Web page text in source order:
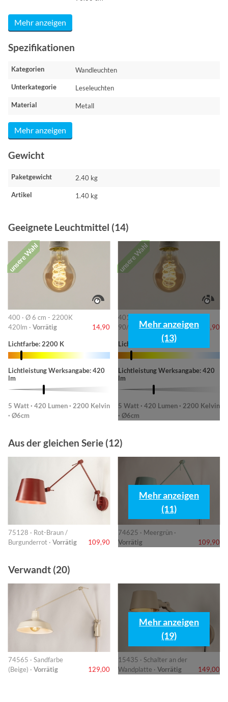
Mehr anzeigen
Spezifikationen
Kategorien Wandleuchten
Unterkategorie Leseleuchten
Material Metall
Mehr anzeigen
Gewicht
Paketgewicht 2.40 kg
Artikel 1.40 kg
Geeignete Leuchtmittel (14)
unsere Wahl
400 · Ø 6 cm - 2200K
420lm · Vorrätig 14,90
Lichtfarbe: 2200 K
Lichtleistung Werksangabe: 420
lm
5 Watt · 420 Lumen · 2200 Kelvin
· Ø6cm
unsere Wahl
401 · 6cm-2200K
90/220/420lm ·Vorrätig 14,90
Lichtfarbe: 2200 K
Lichtleistung Werksangabe: 420
lm
5 Watt · 420 Lumen · 2200 Kelvin
· Ø6cm
Mehr anzeigen
(13)
Aus der gleichen Serie (12)
75128 · Rot-Braun /
Burgunderrot · Vorrätig 109,90
74625 · Meergrün ·
Vorrätig
109,90
Mehr anzeigen
(11)
Verwandt (20)
74565 · Sandfarbe
(Beige) · Vorrätig 129,00
15435 · Schalter an der
Wandplatte · Vorrätig 149,00
Mehr anzeigen
(19)